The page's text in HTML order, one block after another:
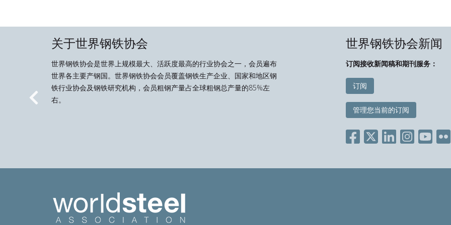
关于世界钢铁协会
世界钢铁协会是世界上规模最大、活跃度最高的行业协会之一，会员遍布
世界各主要产钢国。世界钢铁协会会员覆盖钢铁生产企业、国家和地区钢
铁行业协会及钢铁研究机构，会员粗钢产量占全球粗钢总产量的85%左
右。
世界钢铁协会新闻
订阅接收新闻稿和期刊服务：
订阅
管理您当前的订阅
Previous